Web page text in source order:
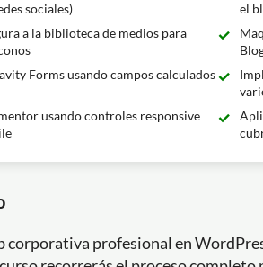
sociales)
el
a la biblioteca de medios para
Forms usando campos calculados
usando controles responsive
corporativa profesional en